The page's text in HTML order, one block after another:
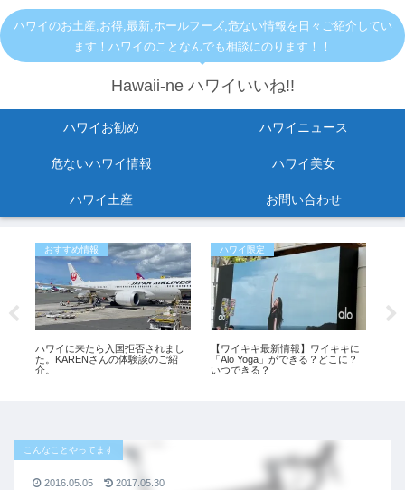
ハワイのお土産,お得,最新,ホールフーズ,危ない情報を日々ご紹介してい
ます！ハワイのことなんでも相談にのります！！
Hawaii-ne ハワイいいね!!
ハワイお勧め ハワイニュース
危ないハワイ情報 ハワイ美女
ハワイ土産 お問い合わせ
おすすめ情報
ハワイに来たら入国拒否されまし
た。KARENさんの体験談のご紹
介。
ハワイ限定
【ワイキキ最新情報】ワイキキに
「Alo Yoga」ができる？どこに？
いつできる？
こんなことやってます
2016.05.05 2017.05.30